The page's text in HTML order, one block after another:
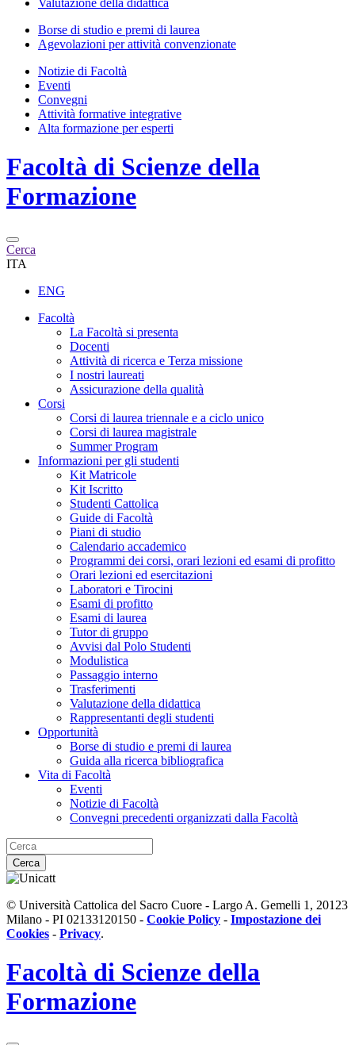
Borse di studio e premi di laurea
Agevolazioni per attività convenzionate
Notizie di Facoltà
Eventi
Convegni
Attività formative integrative
Alta formazione per esperti
Facoltà di Scienze della
Formazione
Cerca
ITA
ENG
Facoltà
La Facoltà si presenta
Docenti
Attività di ricerca e Terza missione
I nostri laureati
Assicurazione della qualità
Corsi
Corsi di laurea triennale e a ciclo unico
Corsi di laurea magistrale
Summer Program
Informazioni per gli studenti
Kit Matricole
Kit Iscritto
Studenti Cattolica
Guide di Facoltà
Piani di studio
Calendario accademico
Programmi dei corsi, orari lezioni ed esami di profitto
Orari lezioni ed esercitazioni
Laboratori e Tirocini
Esami di profitto
Esami di laurea
Tutor di gruppo
Avvisi dal Polo Studenti
Modulistica
Passaggio interno
Trasferimenti
Valutazione della didattica
Rappresentanti degli studenti
Opportunità
Borse di studio e premi di laurea
Guida alla ricerca bibliografica
Vita di Facoltà
Eventi
Notizie di Facoltà
Convegni precedenti organizzati dalla Facoltà
Cerca
© Università Cattolica del Sacro Cuore - Largo A. Gemelli 1, 20123
Milano - PI 02133120150 - Cookie Policy - Impostazione dei
Cookies - Privacy.
Facoltà di Scienze della
Formazione